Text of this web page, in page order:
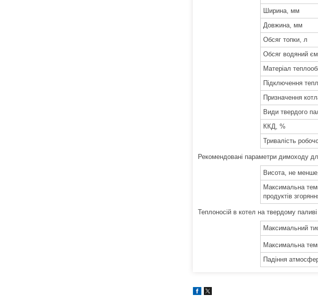
Ширина, мм
Довжина, мм
Обсяг топки, л
Обсяг водяний
Матеріал
Підключення
Призначення
Види твердого
ККД, %
Тривалість
Рекомендовані параметри димоходу
Висота, не
Максимальна
продуктів
Теплоносій в котел на твердому
Максимальний
Максимальна
Падіння